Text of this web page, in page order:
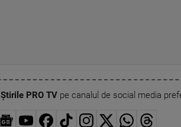
Știrile PRO TVpe canalul de social media